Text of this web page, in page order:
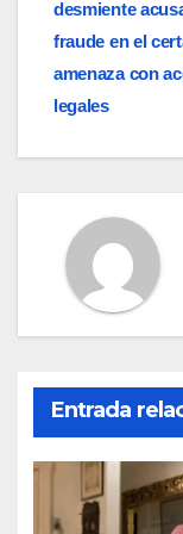
desmiente
fraude en el
amenaza con
legales
Entrada